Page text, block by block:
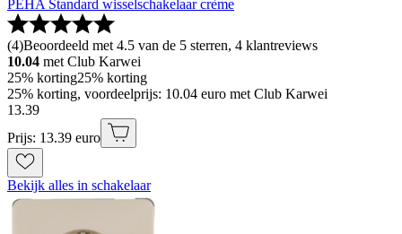
PEHA Standard wisselschakelaar crème
(4)Beoordeeld met 4.5 van de 5 sterren, 4 klantreviews
10.04 met Club Karwei
25% korting25% korting
25% korting, voordeelprijs: 10.04 euro met Club Karwei
13.39
Prijs: 13.39 euro
Bekijk alles in schakelaar